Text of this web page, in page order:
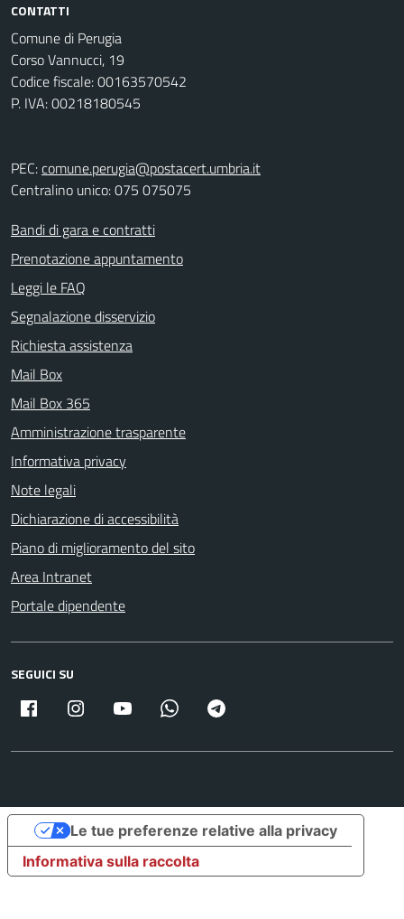
CONTATTI
Comune di Perugia
Corso Vannucci, 19
Codice fiscale: 00163570542
P. IVA: 00218180545
PEC:comune.perugia@postacert.umbria.it
Centralino unico: 075 075075
Bandi di gara e contratti
Prenotazione appuntamento
Leggi le FAQ
Segnalazione disservizio
Richiesta assistenza
Mail Box
Mail Box 365
Amministrazione trasparente
Informativa privacy
Note legali
Dichiarazione di accessibilità
Piano di miglioramento del sito
Area Intranet
Portale dipendente
SEGUICI SU
Facebook Instagram Youtube Whatsapp
Informativa sulla raccolta
Le tue preferenze relative alla privacy